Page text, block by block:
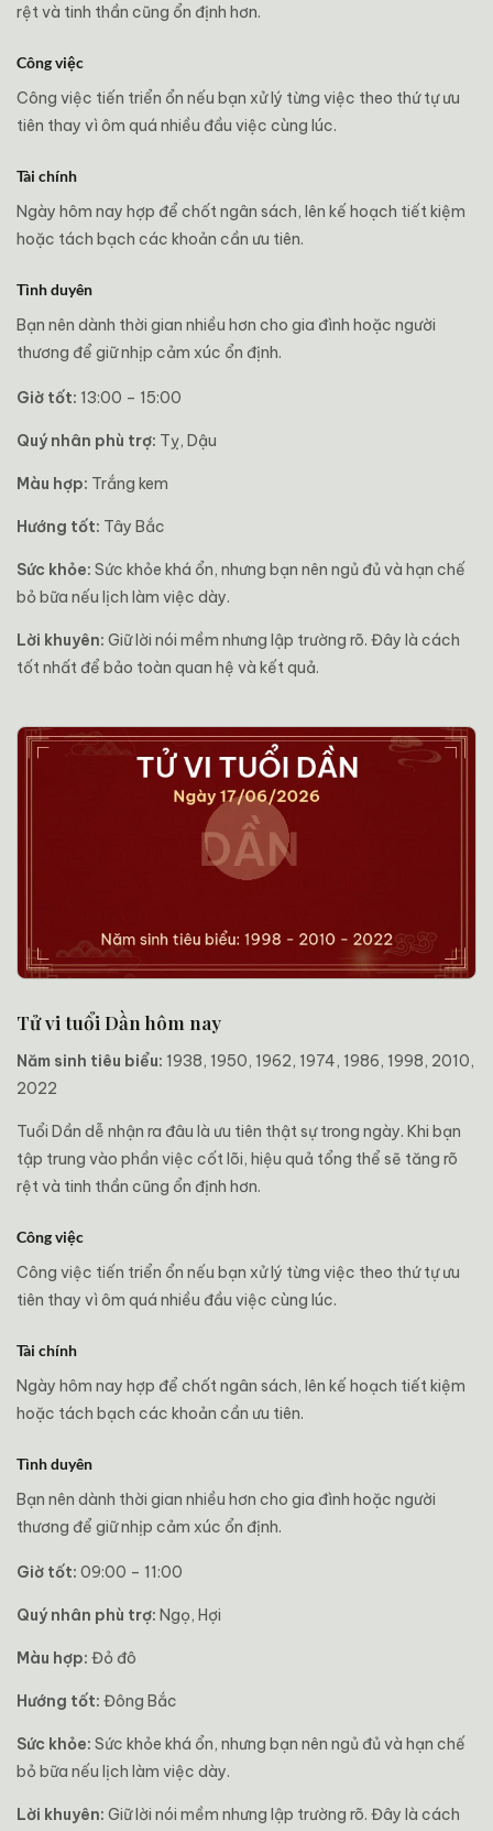
rệt và tinh thần cũng ổn định hơn.
Công việc
Công việc tiến triển ổn nếu bạn xử lý từng việc theo thứ tự ưu
tiên thay vì ôm quá nhiều đầu việc cùng lúc.
Tài chính
Ngày hôm nay hợp để chốt ngân sách, lên kế hoạch tiết kiệm
hoặc tách bạch các khoản cần ưu tiên.
Tình duyên
Bạn nên dành thời gian nhiều hơn cho gia đình hoặc người
thương để giữ nhịp cảm xúc ổn định.
Giờ tốt: 13:00 – 15:00
Quý nhân phù trợ: Tỵ, Dậu
Màu hợp: Trắng kem
Hướng tốt: Tây Bắc
Sức khỏe: Sức khỏe khá ổn, nhưng bạn nên ngủ đủ và hạn chế
bỏ bữa nếu lịch làm việc dày.
Lời khuyên: Giữ lời nói mềm nhưng lập trường rõ. Đây là cách
tốt nhất để bảo toàn quan hệ và kết quả.
Tử vi tuổi Dần hôm nay
Năm sinh tiêu biểu: 1938, 1950, 1962, 1974, 1986, 1998, 2010,
2022
Tuổi Dần dễ nhận ra đâu là ưu tiên thật sự trong ngày. Khi bạn
tập trung vào phần việc cốt lõi, hiệu quả tổng thể sẽ tăng rõ
rệt và tinh thần cũng ổn định hơn.
Công việc
Công việc tiến triển ổn nếu bạn xử lý từng việc theo thứ tự ưu
tiên thay vì ôm quá nhiều đầu việc cùng lúc.
Tài chính
Ngày hôm nay hợp để chốt ngân sách, lên kế hoạch tiết kiệm
hoặc tách bạch các khoản cần ưu tiên.
Tình duyên
Bạn nên dành thời gian nhiều hơn cho gia đình hoặc người
thương để giữ nhịp cảm xúc ổn định.
Giờ tốt: 09:00 – 11:00
Quý nhân phù trợ: Ngọ, Hợi
Màu hợp: Đỏ đô
Hướng tốt: Đông Bắc
Sức khỏe: Sức khỏe khá ổn, nhưng bạn nên ngủ đủ và hạn chế
bỏ bữa nếu lịch làm việc dày.
Lời khuyên: Giữ lời nói mềm nhưng lập trường rõ. Đây là cách